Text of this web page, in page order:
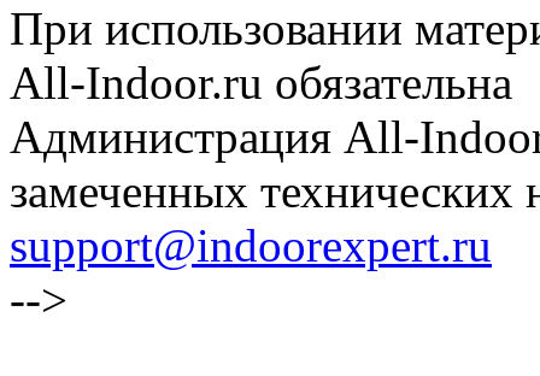
При использовании
All-Indoor.ru обязательна
Администрация All-
замеченных технических
support@indoorexpert.ru
-->